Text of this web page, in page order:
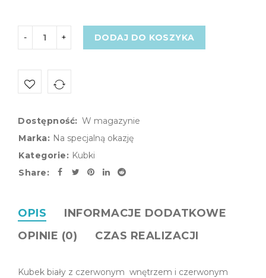
DODAJ DO KOSZYKA
Dostępność: W magazynie
Marka: Na specjalną okazję
Kategorie: Kubki
Share:
OPIS
INFORMACJE DODATKOWE
OPINIE (0)
CZAS REALIZACJI
Kubek biały z czerwonym wnętrzem i czerwonym